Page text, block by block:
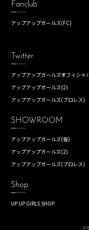
Fanclub
アップアップガールズ(FC)
Twitter
アップアップガールズオフィシャ
アップアップガールズ(2)
アップアップガールズ(プロレス)
SHOWROOM
アップアップガールズ(仮)
アップアップガールズ(2)
アップアップガールズ(プロレス)
Shop
UP UP GIRLS SHOP